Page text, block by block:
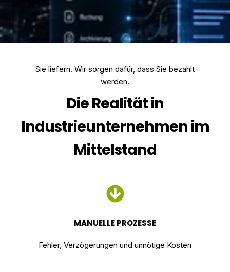
Sie liefern. Wir sorgen dafür, dass Sie bezahlt
werden.
Die Realität in
Industrieunternehmen im
Mittelstand
MANUELLE PROZESSE
Fehler, Verzögerungen und unnötige Kosten